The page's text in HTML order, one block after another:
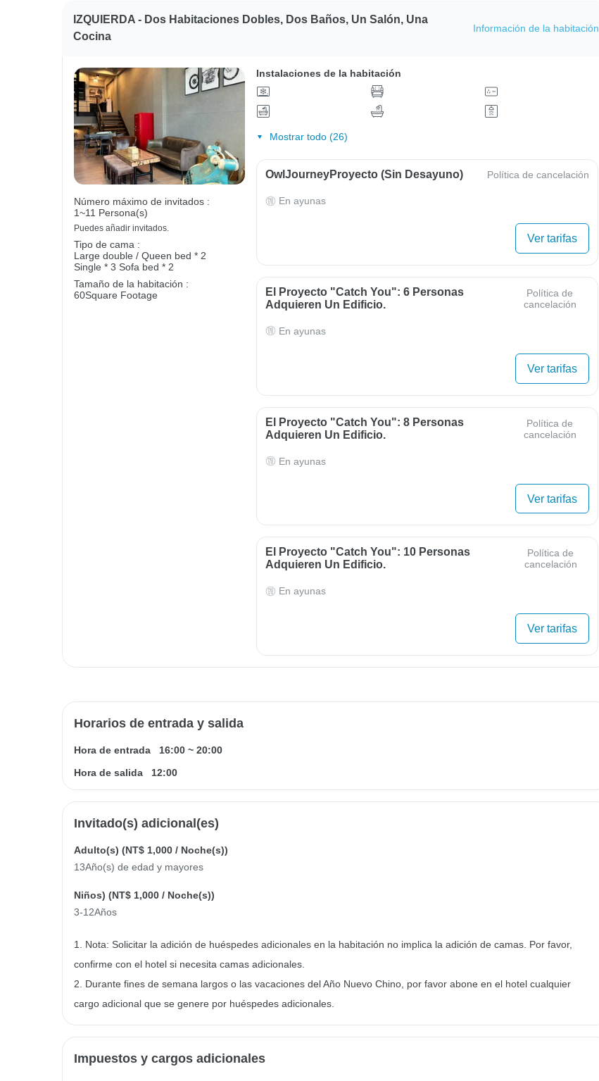
IZQUIERDA - Dos Habitaciones Dobles, Dos Baños, Un Salón, Una
Cocina
Información de la habitación
Número máximo de invitados :
1~11 Persona(s)
Puedes añadir invitados.
Tipo de cama :
Large double / Queen bed * 2
Single * 3 Sofa bed * 2
Tamaño de la habitación :
60Square Footage
Instalaciones de la habitación
Mostrar todo (26)
OwlJourneyProyecto (sin Desayuno) Política de cancelación
En ayunas
Ver tarifas
El Proyecto "Catch You": 6 Personas
Adquieren Un Edificio.
Política de
cancelación
En ayunas
Ver tarifas
El Proyecto "Catch You": 8 Personas
Adquieren Un Edificio.
Política de
cancelación
En ayunas
Ver tarifas
El Proyecto "Catch You": 10 Personas
Adquieren Un Edificio.
Política de
cancelación
En ayunas
Ver tarifas
Horarios de entrada y salida
Hora de entrada 16:00 ~ 20:00
Hora de salida
12:00
Invitado(s) adicional(es)
Adulto(s) (NT$ 1,000 / Noche(s))
13Año(s) de edad y mayores
Niños) (NT$ 1,000 / Noche(s))
3-12Años
1. Nota: Solicitar la adición de huéspedes adicionales en la habitación no implica la adición de camas. Por favor,
confirme con el hotel si necesita camas adicionales.
2. Durante fines de semana largos o las vacaciones del Año Nuevo Chino, por favor abone en el hotel cualquier
cargo adicional que se genere por huéspedes adicionales.
Impuestos y cargos adicionales